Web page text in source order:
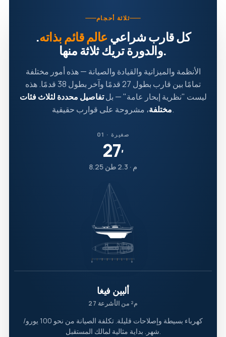
ثلاثة أحجام
كل قارب شراعي عالم قائم بذاته.
والدورة تريك ثلاثة منها.
الأنظمة والميزانية والقيادة والصيانة — هذه أمور مختلفة
تمامًا بين قارب بطول 27 قدمًا وآخر بطول 38 قدمًا. هذه
ليست "نظرية إبحار عامة" — بلتفاصيل محددة لثلاث فئات
مختلفة، مشروحة على قوارب حقيقية.
01 · صغيرة
27′
8.25 م · 2.3 طن
ألبين فيغا
27 م² من الأشرعة
كهرباء بسيطة وإصلاحات قليلة. تكلفة الصيانة من نحو 100 يورو/
شهر. بداية مثالية لمالك المستقبل.